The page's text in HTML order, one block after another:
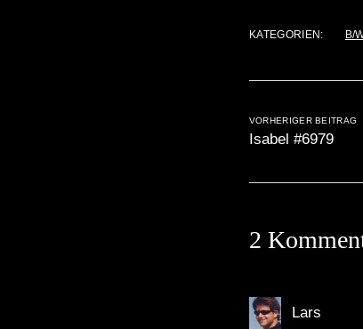
KATEGORIEN: B/
VORHERIGER BEITRAG
Isabel #6979
2
Lars